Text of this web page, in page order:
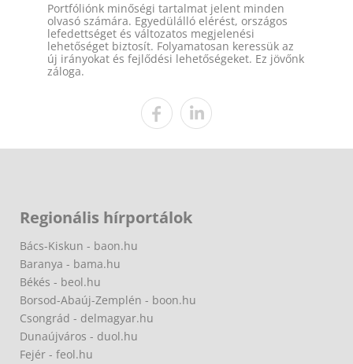
Portfóliónk minőségi tartalmat jelent minden
olvasó számára. Egyedülálló elérést, országos
lefedettséget és változatos megjelenési
lehetőséget biztosít. Folyamatosan keressük az
új irányokat és fejlődési lehetőségeket. Ez jövőnk
záloga.
Regionális hírportálok
Bács-Kiskun - baon.hu
Baranya - bama.hu
Békés - beol.hu
Borsod-Abaúj-Zemplén - boon.hu
Csongrád - delmagyar.hu
Dunaújváros - duol.hu
Fejér - feol.hu